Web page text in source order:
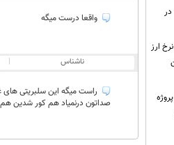
واقعا درست میگه
ناشناس |
راست میگه این سلبریتی
صداتون درنمیاد هم کور شدین
ارز